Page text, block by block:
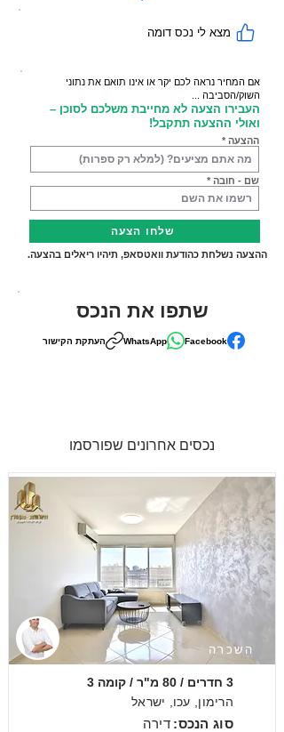
מצא לי נכס דומה
אם המחיר נראה לכם יקר או אינו תואם את נתוני
השוק/הסביבה ...
העבירו הצעה לא מחייבת משלכם לסוכן –
ואולי ההצעה תתקבל!
ההצעה
שם - חובה
שלחו הצעה
ההצעה נשלחת כהודעת וואטסאפ, תיהיו ריאלים בהצעה.
שתפו את הנכס
Facebook
WhatsApp העתקת הקישור
נכסים אחרונים שפורסמו
השכרה
3 חדרים / 80 מ"ר / קומה 3
הרימון, עכו, ישראל
דירה סוג הנכס: